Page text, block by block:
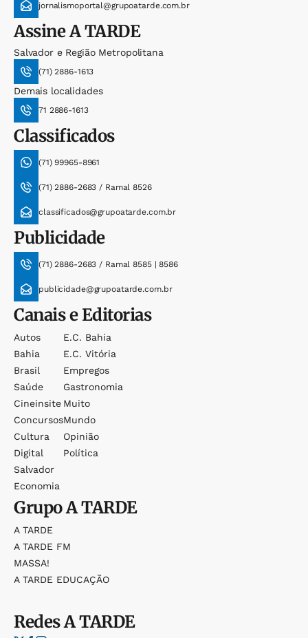
jornalismoportal@grupoatarde.com.br
AssineA TARDE
Salvador e Região Metropolitana
(71) 2886-1613
Demais localidades
71 2886-1613
Classificados
(71) 99965-8961
(71) 2886-2683 / Ramal 8526
classificados@grupoatarde.com.br
Publicidade
(71) 2886-2683 / Ramal 8585 | 8586
publicidade@grupoatarde.com.br
Canais e Editorias
Autos
Bahia
Brasil
Saúde
Cineinsite
Concursos
Cultura
Digital
Salvador
Economia
E.c. Bahia
E.c. Vitória
Empregos
Gastronomia
Muito
Mundo
Opinião
Política
GrupoA TARDE
A TARDE
A TARDE FM
MASSA!
A TARDE EDUCAÇÃO
RedesA TARDE